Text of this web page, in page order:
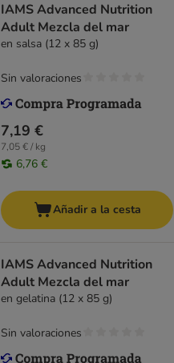
IAMS Advanced Nutrition
Adult Mezcla del mar
en salsa (12 x 85 g)
7,19 €
7,05 € / kg
6,76 €
Sin valoraciones
Añadir a la cesta
IAMS Advanced Nutrition
Adult Mezcla del mar
en gelatina (12 x 85 g)
Sin valoraciones